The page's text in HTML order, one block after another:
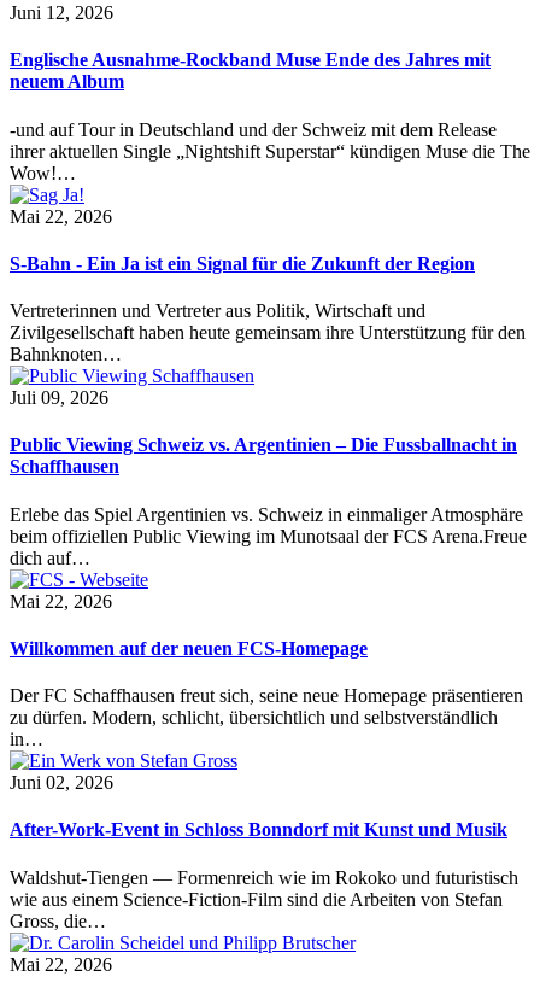
Juni 12, 2026
Englische Ausnahme-Rockband Muse Ende des Jahres mit
neuem Album
-und auf Tour in Deutschland und der Schweiz mit dem Release
ihrer aktuellen Single „Nightshift Superstar“ kündigen Muse die The
Wow!…
Mai 22, 2026
S-Bahn - Ein Ja ist ein Signal für die Zukunft der Region
Vertreterinnen und Vertreter aus Politik, Wirtschaft und
Zivilgesellschaft haben heute gemeinsam ihre Unterstützung für den
Bahnknoten…
Juli 09, 2026
Public Viewing Schweiz vs. Argentinien – Die Fussballnacht in
Schaffhausen
Erlebe das Spiel Argentinien vs. Schweiz in einmaliger Atmosphäre
beim offiziellen Public Viewing im Munotsaal der FCS Arena.Freue
dich auf…
Mai 22, 2026
Willkommen auf der neuen FCS-Homepage
Der FC Schaffhausen freut sich, seine neue Homepage präsentieren
zu dürfen. Modern, schlicht, übersichtlich und selbstverständlich
in…
Juni 02, 2026
After-Work-Event in Schloss Bonndorf mit Kunst und Musik
Waldshut-Tiengen — Formenreich wie im Rokoko und futuristisch
wie aus einem Science-Fiction-Film sind die Arbeiten von Stefan
Gross, die…
Mai 22, 2026